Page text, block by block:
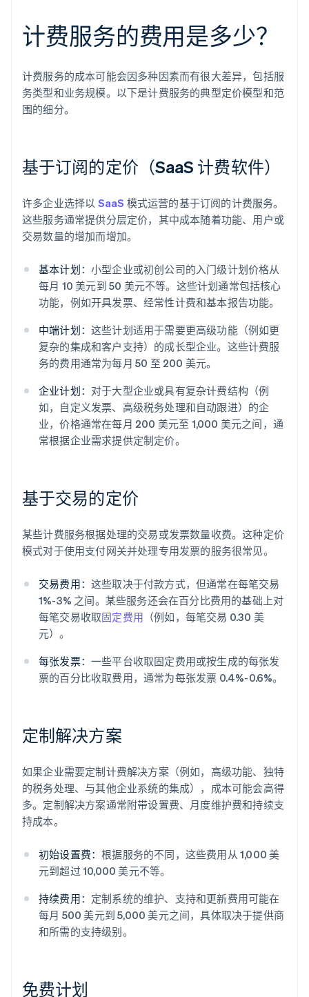
计费服务的费用是多少？
计费服务的成本可能会因多种因素而有很大差异，包括服
务类型和业务规模。以下是计费服务的典型定价模型和范
围的细分。
基于订阅的定价（SaaS 计费软件）
许多企业选择以 SaaS 模式运营的基于订阅的计费服务。
这些服务通常提供分层定价，其中成本随着功能、用户或
交易数量的增加而增加。
基本计划： 小型企业或初创公司的入门级计划价格从
每月 10 美元到 50 美元不等。这些计划通常包括核心
功能，例如开具发票、经常性计费和基本报告功能。
中端计划： 这些计划适用于需要更高级功能（例如更
复杂的集成和客户支持）的成长型企业。这些计费服
务的费用通常为每月 50 至 200 美元。
企业计划： 对于大型企业或具有复杂计费结构（例
如，自定义发票、高级税务处理和自动跟进）的企
业，价格通常在每月 200 美元至 1,000 美元之间，通
常根据企业需求提供定制定价。
基于交易的定价
某些计费服务根据处理的交易或发票数量收费。这种定价
模式对于使用支付网关并处理专用发票的服务很常见。
交易费用： 这些取决于付款方式，但通常在每笔交易
1%-3% 之间。某些服务还会在百分比费用的基础上对
每笔交易收取固定费用 （例如，每笔交易 0.30 美
元）。
每张发票： 一些平台收取固定费用或按生成的每张发
票的百分比收取费用，通常为每张发票 0.4%-0.6%。
定制解决方案
如果企业需要定制计费解决方案（例如，高级功能、独特
的税务处理、与其他企业系统的集成），成本可能会高得
多。定制解决方案通常附带设置费、月度维护费和持续支
持成本。
初始设置费：根据服务的不同，这些费用从 1,000 美
元到超过 10,000 美元不等。
持续费用： 定制系统的维护、支持和更新费用可能在
每月 500 美元到 5,000 美元之间，具体取决于提供商
和所需的支持级别。
免费计划